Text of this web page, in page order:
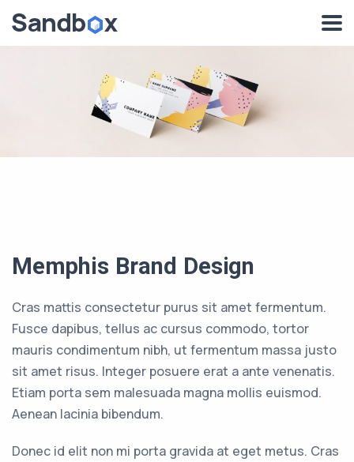
Memphis Brand Design
Cras mattis consectetur purus sit amet fermentum.
Fusce dapibus, tellus ac cursus commodo, tortor
mauris condimentum nibh, ut fermentum massa justo
sit amet risus. Integer posuere erat a ante venenatis.
Etiam porta sem malesuada magna mollis euismod.
Aenean lacinia bibendum.
Donec id elit non mi porta gravida at eget metus. Cras